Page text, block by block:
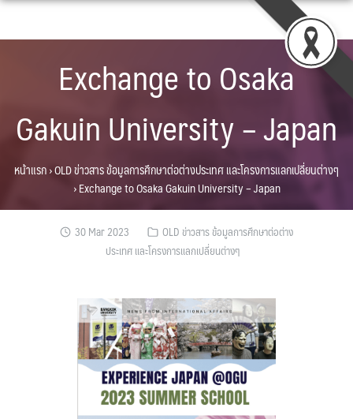
Skip
Exchange to Osaka
Gakuin University – Japan
หน้าแรก›OLD ข่าวสาร ข้อมูลการศึกษาต่อต่างประเทศ และโครงการแลกเปลี่ยนต่างๆ
›Exchange to Osaka Gakuin University – Japan
30 Mar 2023
OLD ข่าวสาร ข้อมูลการศึกษาต่อต่าง
ประเทศ และโครงการแลกเปลี่ยนต่างๆ